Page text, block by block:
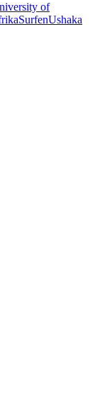
of
SurfenUshaka